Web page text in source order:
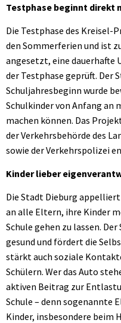
Testphase beginnt direkt
Die Testphase des Kreisel-
den Sommerferien und ist
angesetzt, eine dauerhafte
der Testphase geprüft. Der
Schuljahresbeginn wurde
Schulkinder von Anfang an
machen können. Das
der Verkehrsbehörde des
sowie der Verkehrspolizei
Kinder lieber
Die Stadt Dieburg
an alle Eltern, ihre Kinder
Schule gehen zu lassen.
gesund und fördert die
stärkt auch soziale
Schülern. Wer das Auto
aktiven Beitrag zur
Schule – denn sogenannte
Kinder, insbesondere beim